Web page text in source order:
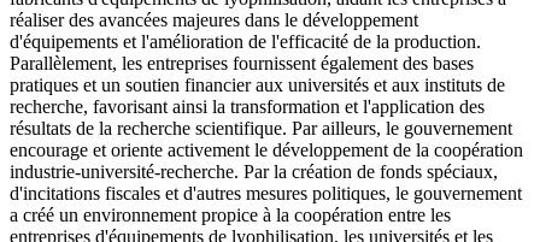
réaliser des avancées majeures dans le développement
d'équipements et l'amélioration de l'efficacité de la production.
Parallèlement, les entreprises fournissent également des bases
pratiques et un soutien financier aux universités et aux instituts de
recherche, favorisant ainsi la transformation et l'application des
résultats de la recherche scientifique. Par ailleurs, le gouvernement
encourage et oriente activement le développement de la coopération
industrie-université-recherche. Par la création de fonds spéciaux,
d'incitations fiscales et d'autres mesures politiques, le gouvernement
a créé un environnement propice à la coopération entre les
entreprises d'équipements de lyophilisation, les universités et les